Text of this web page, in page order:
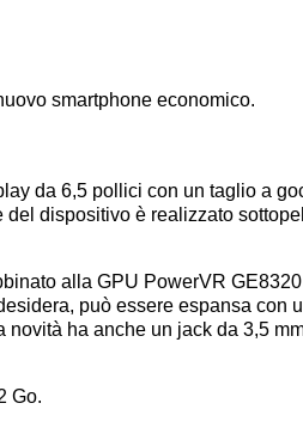
smartphone economico.
da 6,5 pollici con un taglio a
dispositivo è realizzato
alla GPU PowerVR
può essere espansa con
ha anche un jack da 3,5
Go.